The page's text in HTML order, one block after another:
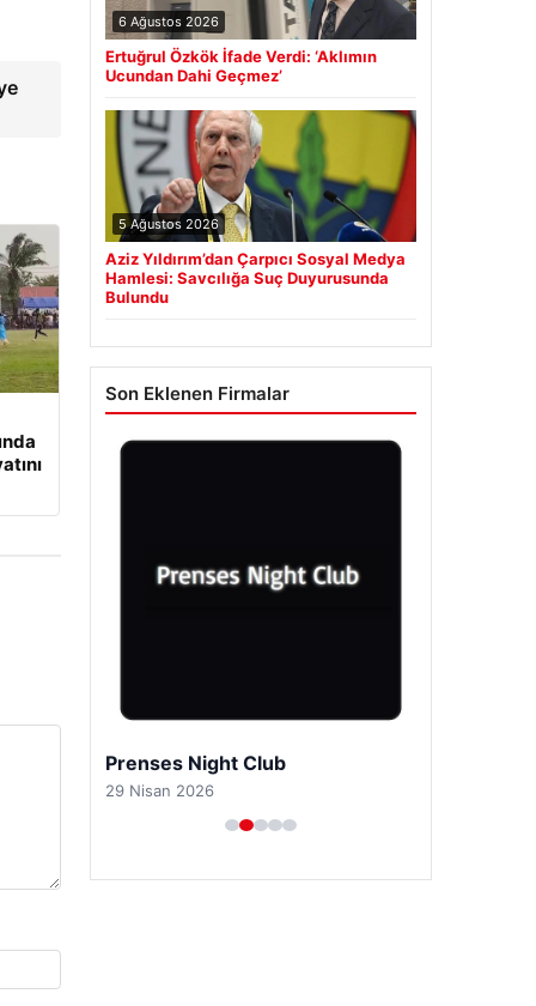
6 Ağustos 2026
Ertuğrul Özkök İfade Verdi: ‘Aklımın
Ucundan Dahi Geçmez’
5 Ağustos 2026
Aziz Yıldırım’dan Çarpıcı Sosyal Medya
Hamlesi: Savcılığa Suç Duyurusunda
Bulundu
Son Eklenen Firmalar
Prenses Night Club
29 Nisan 2026